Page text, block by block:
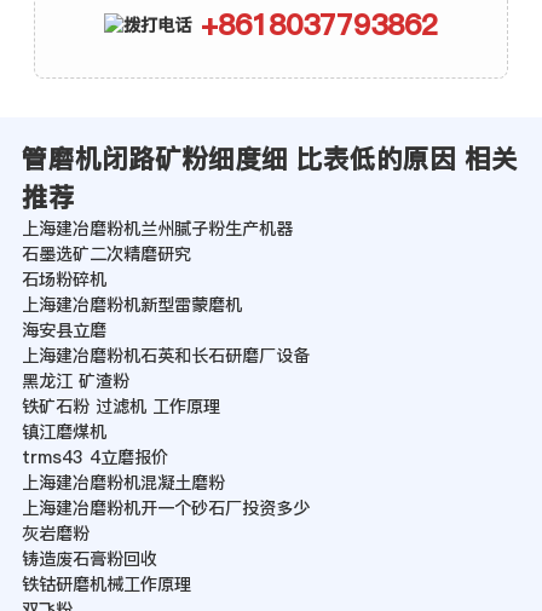
+8618037793862
管磨机闭路矿粉细度细 比表低的原因 相关
推荐
上海建冶磨粉机兰州腻子粉生产机器
石墨选矿二次精磨研究
石场粉碎机
上海建冶磨粉机新型雷蒙磨机
海安县立磨
上海建冶磨粉机石英和长石研磨厂设备
黑龙江 矿渣粉
铁矿石粉 过滤机 工作原理
镇江磨煤机
trms43 4立磨报价
上海建冶磨粉机混凝土磨粉
上海建冶磨粉机开一个砂石厂投资多少
灰岩磨粉
铸造废石膏粉回收
铁钴研磨机械工作原理